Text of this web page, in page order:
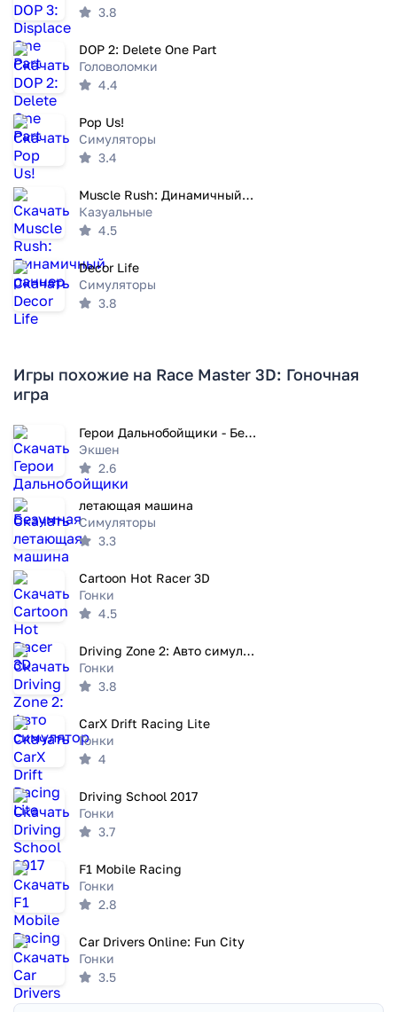
3.8
DOP 2: Delete One Part
Головоломки
4.4
Pop Us!
Симуляторы
3.4
Muscle Rush: Динамичный раннер
Казуальные
4.5
Decor Life
Симуляторы
3.8
Игры похожие на Race Master 3D: Гоночная
игра
Герои Дальнобойщики - Безумная
Экшен
2.6
летающая машина
Симуляторы
3.3
Cartoon Hot Racer 3D
Гонки
4.5
Driving Zone 2: Авто симулятор
Гонки
3.8
CarX Drift Racing Lite
Гонки
4
Driving School 2017
Гонки
3.7
F1 Mobile Racing
Гонки
2.8
Car Drivers Online: Fun City
Гонки
3.5